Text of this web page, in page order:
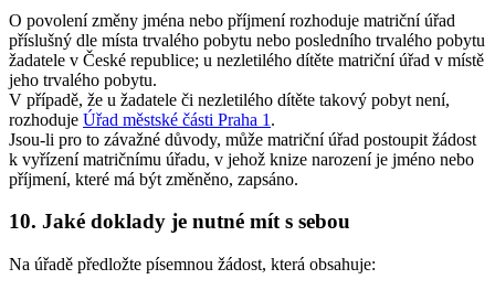
O povolení změny jména nebo příjmení rozhoduje matriční úřad
příslušný dle místa trvalého pobytu nebo posledního trvalého pobytu
žadatele v České republice; u nezletilého dítěte matriční úřad v místě
jeho trvalého pobytu.
V případě, že u žadatele či nezletilého dítěte takový pobyt není,
rozhoduje Úřad městské části Praha 1 .
Jsou-li pro to závažné důvody, může matriční úřad postoupit žádost
k vyřízení matričnímu úřadu, v jehož knize narození je jméno nebo
příjmení, které má být změněno, zapsáno.
10. Jaké doklady je nutné mít s sebou
Na úřadě předložte písemnou žádost, která obsahuje: